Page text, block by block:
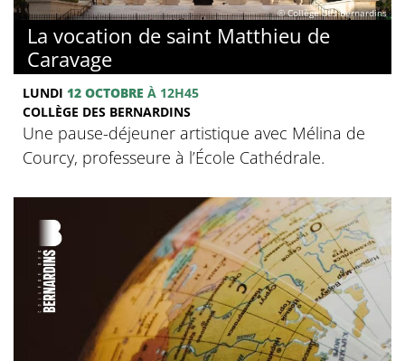
© Collège des Bernardins
La vocation de saint Matthieu de
Caravage
LUNDI 12 OCTOBRE À 12H45
COLLÈGE DES BERNARDINS
Une pause-déjeuner artistique avec Mélina de
Courcy, professeure à l’École Cathédrale.